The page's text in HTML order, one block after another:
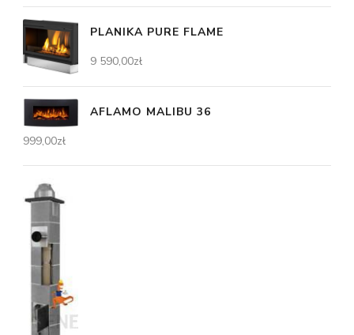
PLANIKA PURE FLAME
9 590,00zł
AFLAMO MALIBU 36
999,00zł